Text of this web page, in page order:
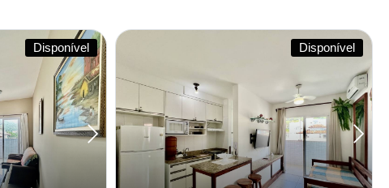
Disponível Disponível